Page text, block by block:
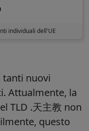
individuali dell'UE
tanti nuovi
Attualmente, la
TLD .天主教 non
questo